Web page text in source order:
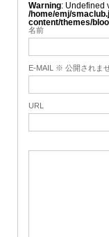
Warning :
/home/emj/
content/themes/
名前
E-MAIL ※ 公開されま
URL